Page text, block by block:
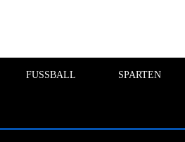
FUSSBALL SPARTEN